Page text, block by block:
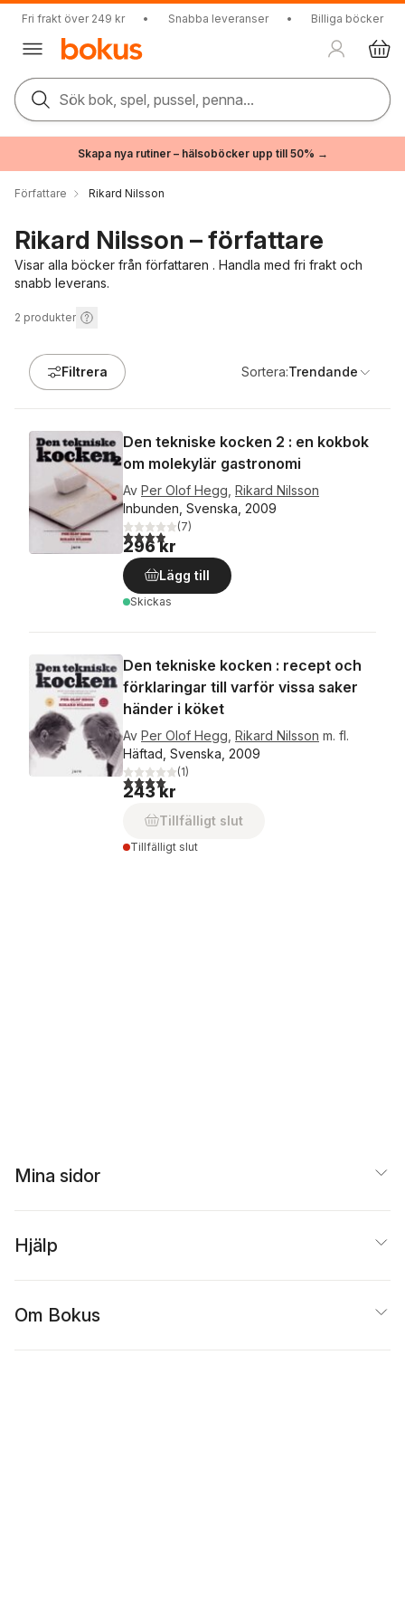
Fri frakt över 249 kr • Snabba leveranser • Billiga böcker
Sök bok, spel, pussel, penna...
Skapa nya rutiner – hälsoböcker upp till 50% →
Författare Rikard Nilsson
Rikard Nilsson – författare
Visar alla böcker från författaren . Handla med fri frakt och
snabb leverans.
2 produkter
Filtrera Sortera:Trendande
Den tekniske kocken 2 : en kokbok
om molekylär gastronomi
Av Per Olof Hegg Rikard Nilsson
Inbunden, Svenska, 2009
3,9utav 5 stjärnor. Totalt antal röster:
(7)
296 kr
Lägg till
Skickas
Den tekniske kocken : recept och
förklaringar till varför vissa saker
händer i köket
Av Per Olof Hegg Rikard Nilsson m. fl.
Häftad, Svenska, 2009
4,0utav 5 stjärnor. Totalt antal röster:
(1)
243 kr
Tillfälligt slut
Tillfälligt slut
Mina sidor
Hjälp
Om Bokus